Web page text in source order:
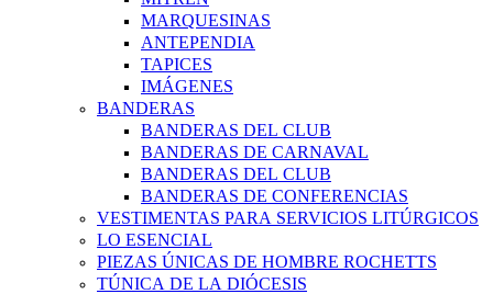
MARQUESINAS
ANTEPENDIA
TAPICES
IMÁGENES
BANDERAS
BANDERAS DEL CLUB
BANDERAS DE CARNAVAL
BANDERAS DEL CLUB
BANDERAS DE CONFERENCIAS
VESTIMENTAS PARA SERVICIOS LITÚRGICOS
LO ESENCIAL
PIEZAS ÚNICAS DE HOMBRE ROCHETTS
TÚNICA DE LA DIÓCESIS